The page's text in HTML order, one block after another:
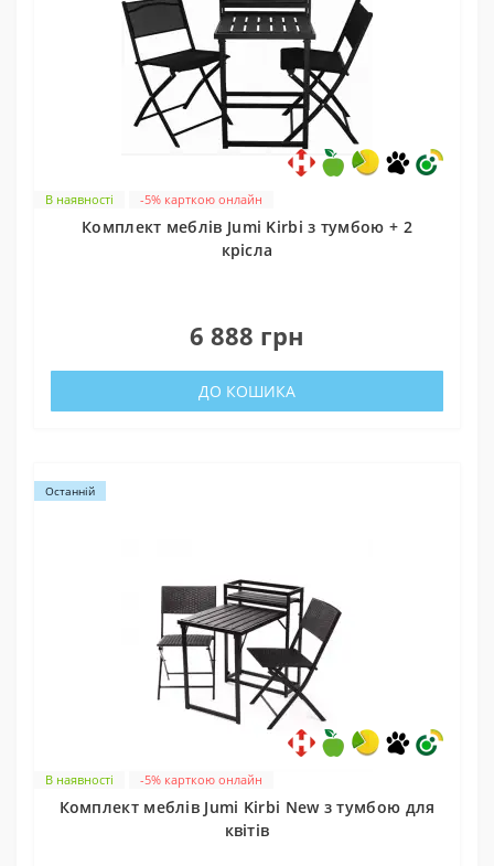
В наявності -5% карткою онлайн
Комплект меблів Jumi Kirbi з тумбою + 2
крісла
6 888 грн
ДО КОШИКА
Останній
В наявності -5% карткою онлайн
Комплект меблів Jumi Kirbi New з тумбою для
квітів